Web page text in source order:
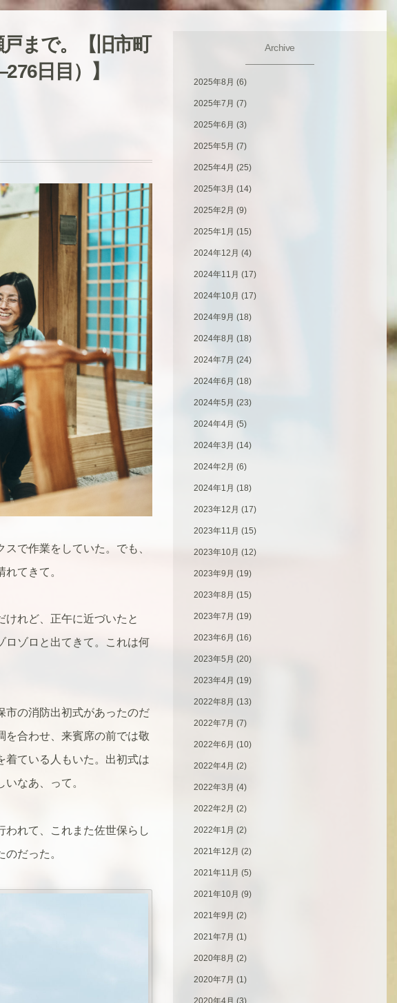
まで。【旧市町
日目）】
で作業をしていた。でも、
てきて。
けれど、正午に近づいたと
ロゾロと出てきて。これは何
市の消防出初式があったのだ
を合わせ、来賓席の前では敬
着ている人もいた。出初式は
なあ、って。
われて、これまた佐世保らし
だった。
Archive
2025年8月 (6)
2025年7月 (7)
2025年6月 (3)
2025年5月 (7)
2025年4月 (25)
2025年3月 (14)
2025年2月 (9)
2025年1月 (15)
2024年12月 (4)
2024年11月 (17)
2024年10月 (17)
2024年9月 (18)
2024年8月 (18)
2024年7月 (24)
2024年6月 (18)
2024年5月 (23)
2024年4月 (5)
2024年3月 (14)
2024年2月 (6)
2024年1月 (18)
2023年12月 (17)
2023年11月 (15)
2023年10月 (12)
2023年9月 (19)
2023年8月 (15)
2023年7月 (19)
2023年6月 (16)
2023年5月 (20)
2023年4月 (19)
2022年8月 (13)
2022年7月 (7)
2022年6月 (10)
2022年4月 (2)
2022年3月 (4)
2022年2月 (2)
2022年1月 (2)
2021年12月 (2)
2021年11月 (5)
2021年10月 (9)
2021年9月 (2)
2021年7月 (1)
2020年8月 (2)
2020年7月 (1)
2020年4月 (3)